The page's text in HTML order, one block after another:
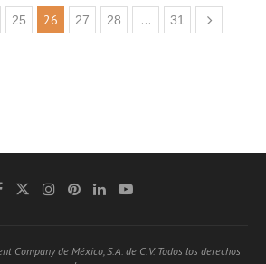
25 26 27 28 … 31
Company de México, S.A. de C.V. Todos los derechos